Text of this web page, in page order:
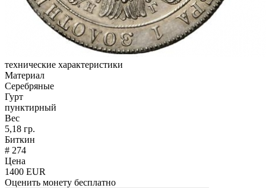
технические характеристики
Материал
Серебряные
Гурт
пунктирный
Вес
5,18 гр.
Биткин
# 274
Цена
1400 EUR
Оценить монету бесплатно